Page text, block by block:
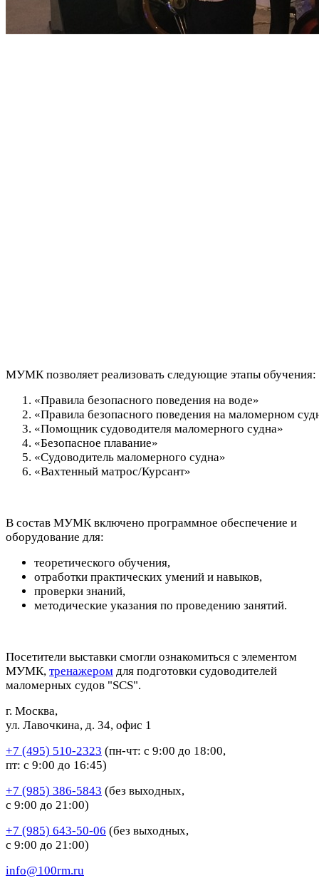
МУМК позволяет реализовать следующие этапы обучения:
«Правила безопасного поведения на воде»
«Правила безопасного поведения на маломерном
«Помощник судоводителя маломерного судна»
«Безопасное плавание»
«Судоводитель маломерного судна»
«Вахтенный матрос/Курсант»
В состав МУМК включено программное обеспечение и
оборудование для:
теоретического обучения,
отработки практических умений и навыков,
проверки знаний,
методические указания по проведению занятий.
Посетители выставки смогли ознакомиться с элементом
МУМК, тренажером для подготовки судоводителей
маломерных судов "SCS".
г. Москва,
ул. Лавочкина, д. 34, офис 1
+7 (495) 510-2323 (пн-чт: с 9:00 до 18:00,
пт: с 9:00 до 16:45)
+7 (985) 386-5843 (без выходных,
с 9:00 до 21:00)
+7 (985) 643-50-06 (без выходных,
с 9:00 до 21:00)
info@100rm.ru